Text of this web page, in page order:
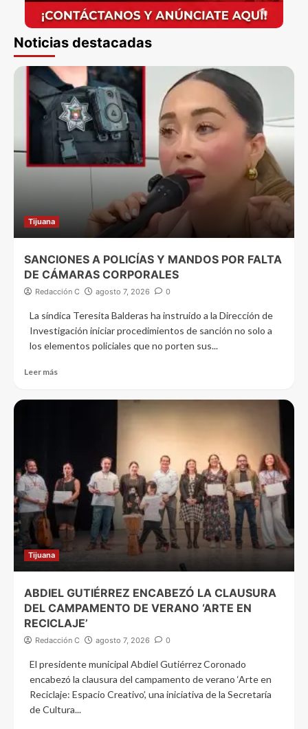
Noticias destacadas
Tijuana
SANCIONES A POLICÍAS Y MANDOS POR FALTA
DE CÁMARAS CORPORALES
Redacción C agosto 7, 2026 0
La síndica Teresita Balderas ha instruido a la Dirección de
Investigación iniciar procedimientos de sanción no solo a
los elementos policiales que no porten sus...
Leer más
Tijuana
ABDIEL GUTIÉRREZ ENCABEZÓ LA CLAUSURA
DEL CAMPAMENTO DE VERANO ‘ARTE EN
RECICLAJE’
Redacción C agosto 7, 2026 0
El presidente municipal Abdiel Gutiérrez Coronado
encabezó la clausura del campamento de verano ‘Arte en
Reciclaje: Espacio Creativo’, una iniciativa de la Secretaría
de Cultura...